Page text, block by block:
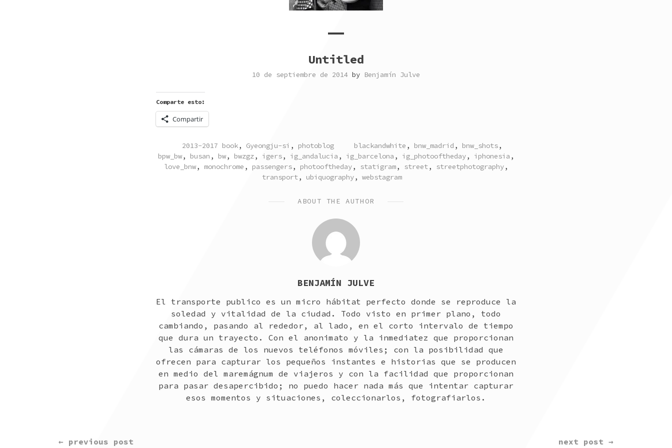
Untitled
10 de septiembre de 2014 by Benjamín Julve
Comparte esto:
Compartir
POSTED
IN
2013-2017 book, Gyeongju-si , photoblog TAGGED
blackandwhite , bnw_madrid , bnw_shots,
bpw_bw, busan , bw, bwzgz, igers, ig_andalucia , ig_barcelona , ig_photooftheday, iphonesia ,
love_bnw, monochrome , passengers, photooftheday, statigram, street, streetphotography,
transport, ubiquography, webstagram
ABOUT THE AUTHOR
BENJAMÍN JULVE
El transporte publico es un micro hábitat perfecto donde se reproduce la
soledad y vitalidad de la ciudad. Todo visto en primer plano, todo
cambiando, pasando al rededor, al lado, en el corto intervalo de tiempo
que dura un trayecto. Con el anonimato y la inmediatez que proporcionan
las cámaras de los nuevos teléfonos móviles; con la posibilidad que
ofrecen para capturar los pequeños instantes e historias que se producen
en medio del maremágnum de viajeros y con la facilidad que proporcionan
para pasar desapercibido; no puedo hacer nada más que intentar capturar
esos momentos y situaciones, coleccionarlos, fotografiarlos.
CONTINUE
← previous post next post →